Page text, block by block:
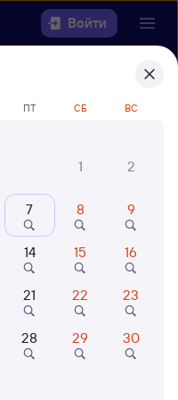
Войти
найти
ПТ СБ ВС
1
2
7 8 9
14 15 16
21 22 23
28 29 30